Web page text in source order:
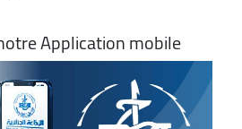
Application mobile